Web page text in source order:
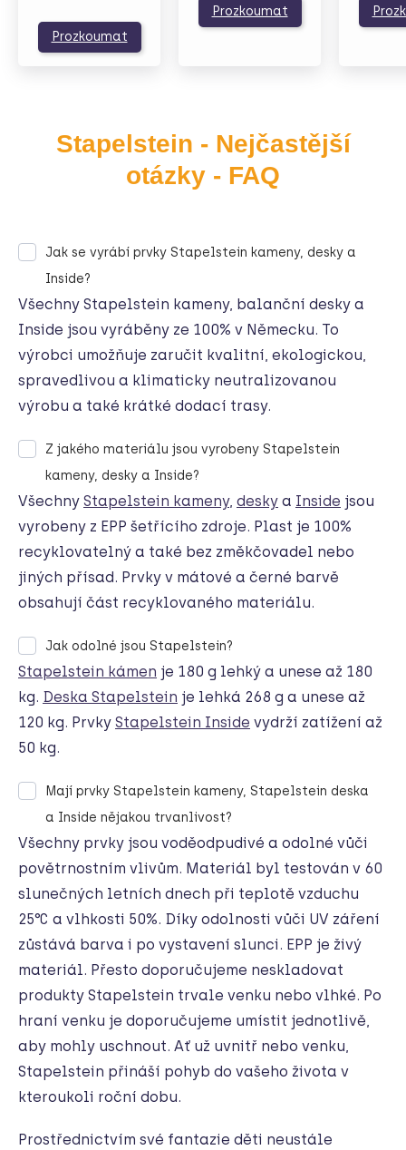
Prozkoumat
Prozkoumat
Stapelstein - Nejčastější
otázky - FAQ
Jak se vyrábí prvky Stapelstein kameny, desky a
Inside?
Všechny Stapelstein kameny, balanční desky a
Inside jsou vyráběny ze 100% v Německu. To
výrobci umožňuje zaručit kvalitní, ekologickou,
spravedlivou a klimaticky neutralizovanou
výrobu a také krátké dodací trasy.
Z jakého materiálu jsou vyrobeny Stapelstein
kameny, desky a Inside?
Všechny Stapelstein kameny, desky a Inside jsou
vyrobeny z EPP šetřícího zdroje. Plast je 100%
recyklovatelný a také bez změkčovadel nebo
jiných přísad. Prvky v mátové a černé barvě
obsahují část recyklovaného materiálu.
Jak odolné jsou Stapelstein?
Stapelstein kámen je 180 g lehký a unese až 180
kg. Deska Stapelstein je lehká 268 g a unese až
120 kg. Prvky Stapelstein Inside vydrží zatížení až
50 kg.
Mají prvky Stapelstein kameny, Stapelstein deska
a Inside nějakou trvanlivost?
Všechny prvky jsou voděodpudivé a odolné vůči
povětrnostním vlivům. Materiál byl testován v 60
slunečných letních dnech při teplotě vzduchu
25°C a vlhkosti 50%. Díky odolnosti vůči UV záření
zůstává barva i po vystavení slunci. EPP je živý
materiál. Přesto doporučujeme neskladovat
produkty Stapelstein trvale venku nebo vlhké. Po
hraní venku je doporučujeme umístit jednotlivě,
aby mohly uschnout. Ať už uvnitř nebo venku,
Stapelstein přináší pohyb do vašeho života v
kteroukoli roční dobu.
Prostřednictvím své fantazie děti neustále